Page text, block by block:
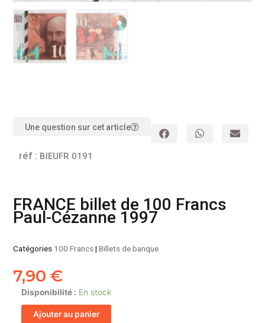
Une question sur cet article
réf : BIEUFR 0191
FRANCE billet de 100 Francs
Paul-Cézanne 1997
Catégories 100 Francs|Billets de banque
7,90€
Disponibilité : En stock
quantité
de
FRANCEAjouter au panier